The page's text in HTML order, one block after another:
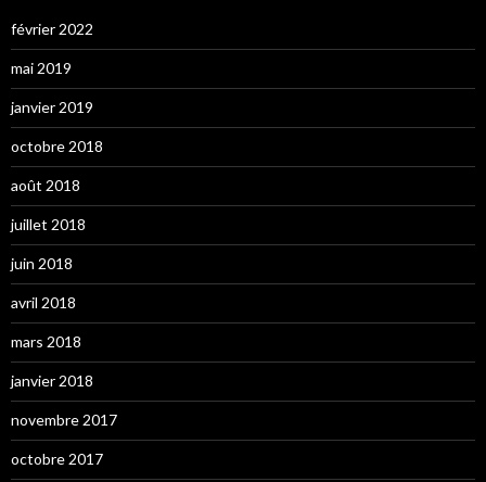
février 2022
mai 2019
janvier 2019
octobre 2018
août 2018
juillet 2018
juin 2018
avril 2018
mars 2018
janvier 2018
novembre 2017
octobre 2017